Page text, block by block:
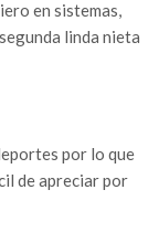
en sistemas,
linda nieta
por lo que
de apreciar por